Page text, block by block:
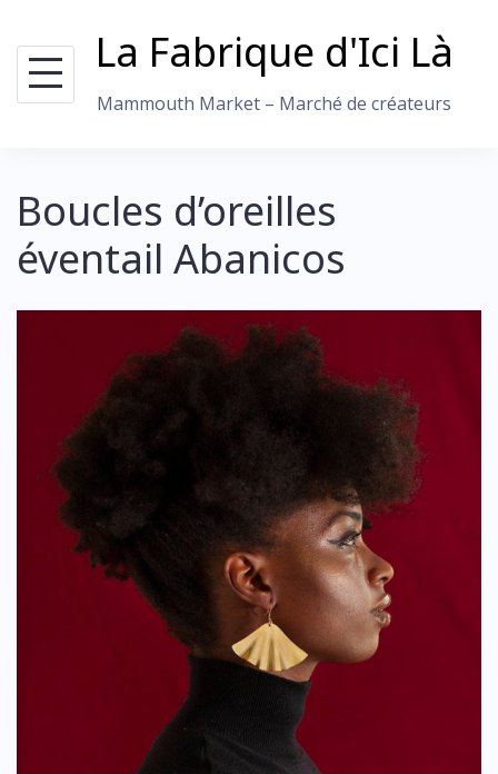
to
content
La Fabrique d'Ici Là
Mammouth Market – Marché de créateurs
Boucles d’oreilles
éventail Abanicos